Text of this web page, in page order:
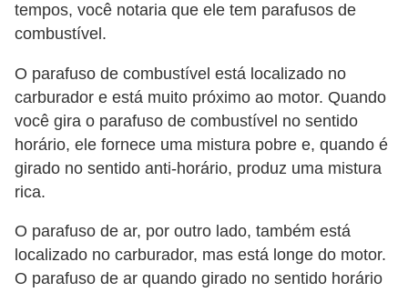
tempos, você notaria que ele tem parafusos de
combustível.
O parafuso de combustível está localizado no
carburador e está muito próximo ao motor. Quando
você gira o parafuso de combustível no sentido
horário, ele fornece uma mistura pobre e, quando é
girado no sentido anti-horário, produz uma mistura
rica.
O parafuso de ar, por outro lado, também está
localizado no carburador, mas está longe do motor.
O parafuso de ar quando girado no sentido horário